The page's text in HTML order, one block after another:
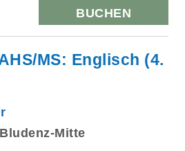
BUCHEN
MS: Englisch (4.
Mitte